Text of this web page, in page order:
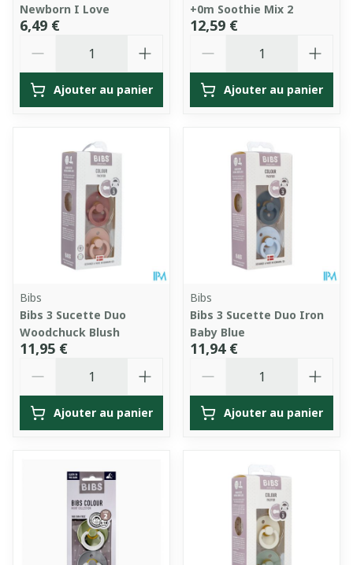
Newborn I Love
6,49 €
Ajouter au panier
+0m Soothie Mix 2
12,59 €
Ajouter au panier
Bibs
Bibs 3 Sucette Duo
Woodchuck Blush
11,95 €
Ajouter au panier
Bibs
Bibs 3 Sucette Duo Iron
Baby Blue
11,94 €
Ajouter au panier